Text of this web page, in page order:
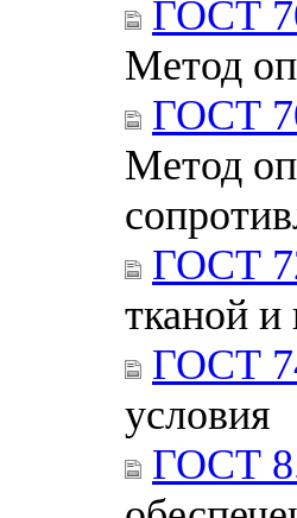
ГОСТ
Метод
ГОСТ
Метод
ГОСТ
тканой и
ГОСТ
условия
ГОСТ